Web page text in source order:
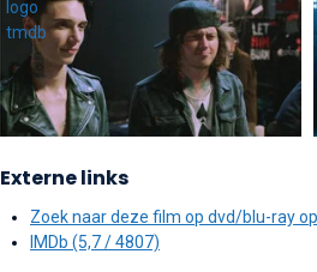
Externe links
Zoek naar deze film op dvd/blu-ray
IMDb (5,7 / 4807)